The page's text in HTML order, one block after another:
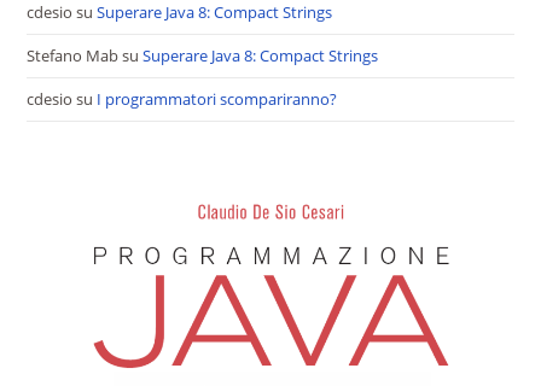
cdesio suSuperare Java 8: Compact Strings
Stefano MabsuSuperare Java 8: Compact Strings
cdesio su I programmatori scompariranno?